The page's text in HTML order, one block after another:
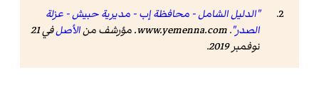
"الدليل الشامل - محافظة إب - مديرية حبيش - عزلة
الصدر".
www.yemenna.com. مؤرشف منالأصل
في 21
نوفمبر 2019
.